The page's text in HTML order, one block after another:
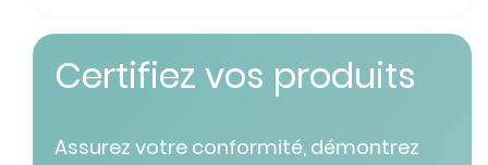
Certifiez vos produits
Assurez votre conformité, démontrez